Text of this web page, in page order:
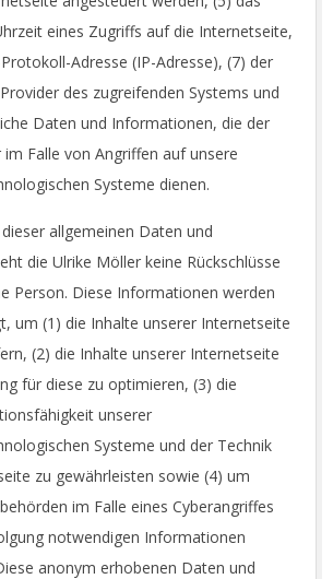
eines Zugriffs auf die Internetseite,
Adresse (IP-Adresse), (7) der
des zugreifenden Systems und
Daten und Informationen, die der
Falle von Angriffen auf unsere
Systeme dienen.
allgemeinen Daten und
die Ulrike Möller keine Rückschlüsse
Person. Diese Informationen werden
um (1) die Inhalte unserer Internetseite
(2) die Inhalte unserer Internetseite
für diese zu optimieren, (3) die
unserer
Systeme und der Technik
zu gewährleisten sowie (4) um
im Falle eines Cyberangriffes
notwendigen Informationen
anonym erhobenen Daten und